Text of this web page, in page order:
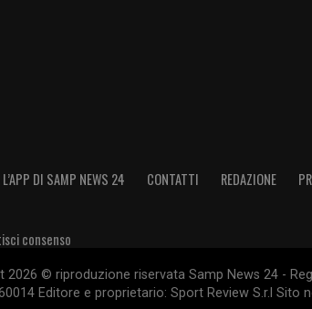
DI SAMP NEWS 24 CONTATTI REDAZIONE
consenso
2026 © riproduzione riservata Samp News 24 -
Editore e proprietario: Sport Review S.r.l